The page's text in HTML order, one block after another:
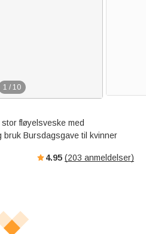
1 / 10
fløyelsveske med
bruk Bursdagsgave til kvinner
4.95 (203 anmeldelser)